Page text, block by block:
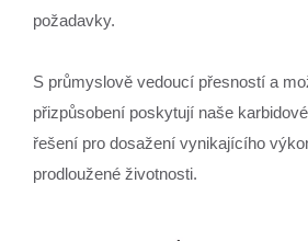
požadavky.
S průmyslově vedoucí přesností a
přizpůsobení poskytují naše
řešení pro dosažení vynikajícího
prodloužené životnosti.